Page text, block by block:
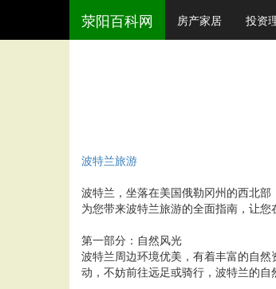
荥阳百科网 房产家居 投资
波特兰旅游
波特兰，坐落在美国俄勒冈州的西北
为您带来波特兰旅游的全面指南，让您
第一部分：自然风光
波特兰周边环境优美，有着丰富的自
动，不妨前往远足或骑行，波特兰的自